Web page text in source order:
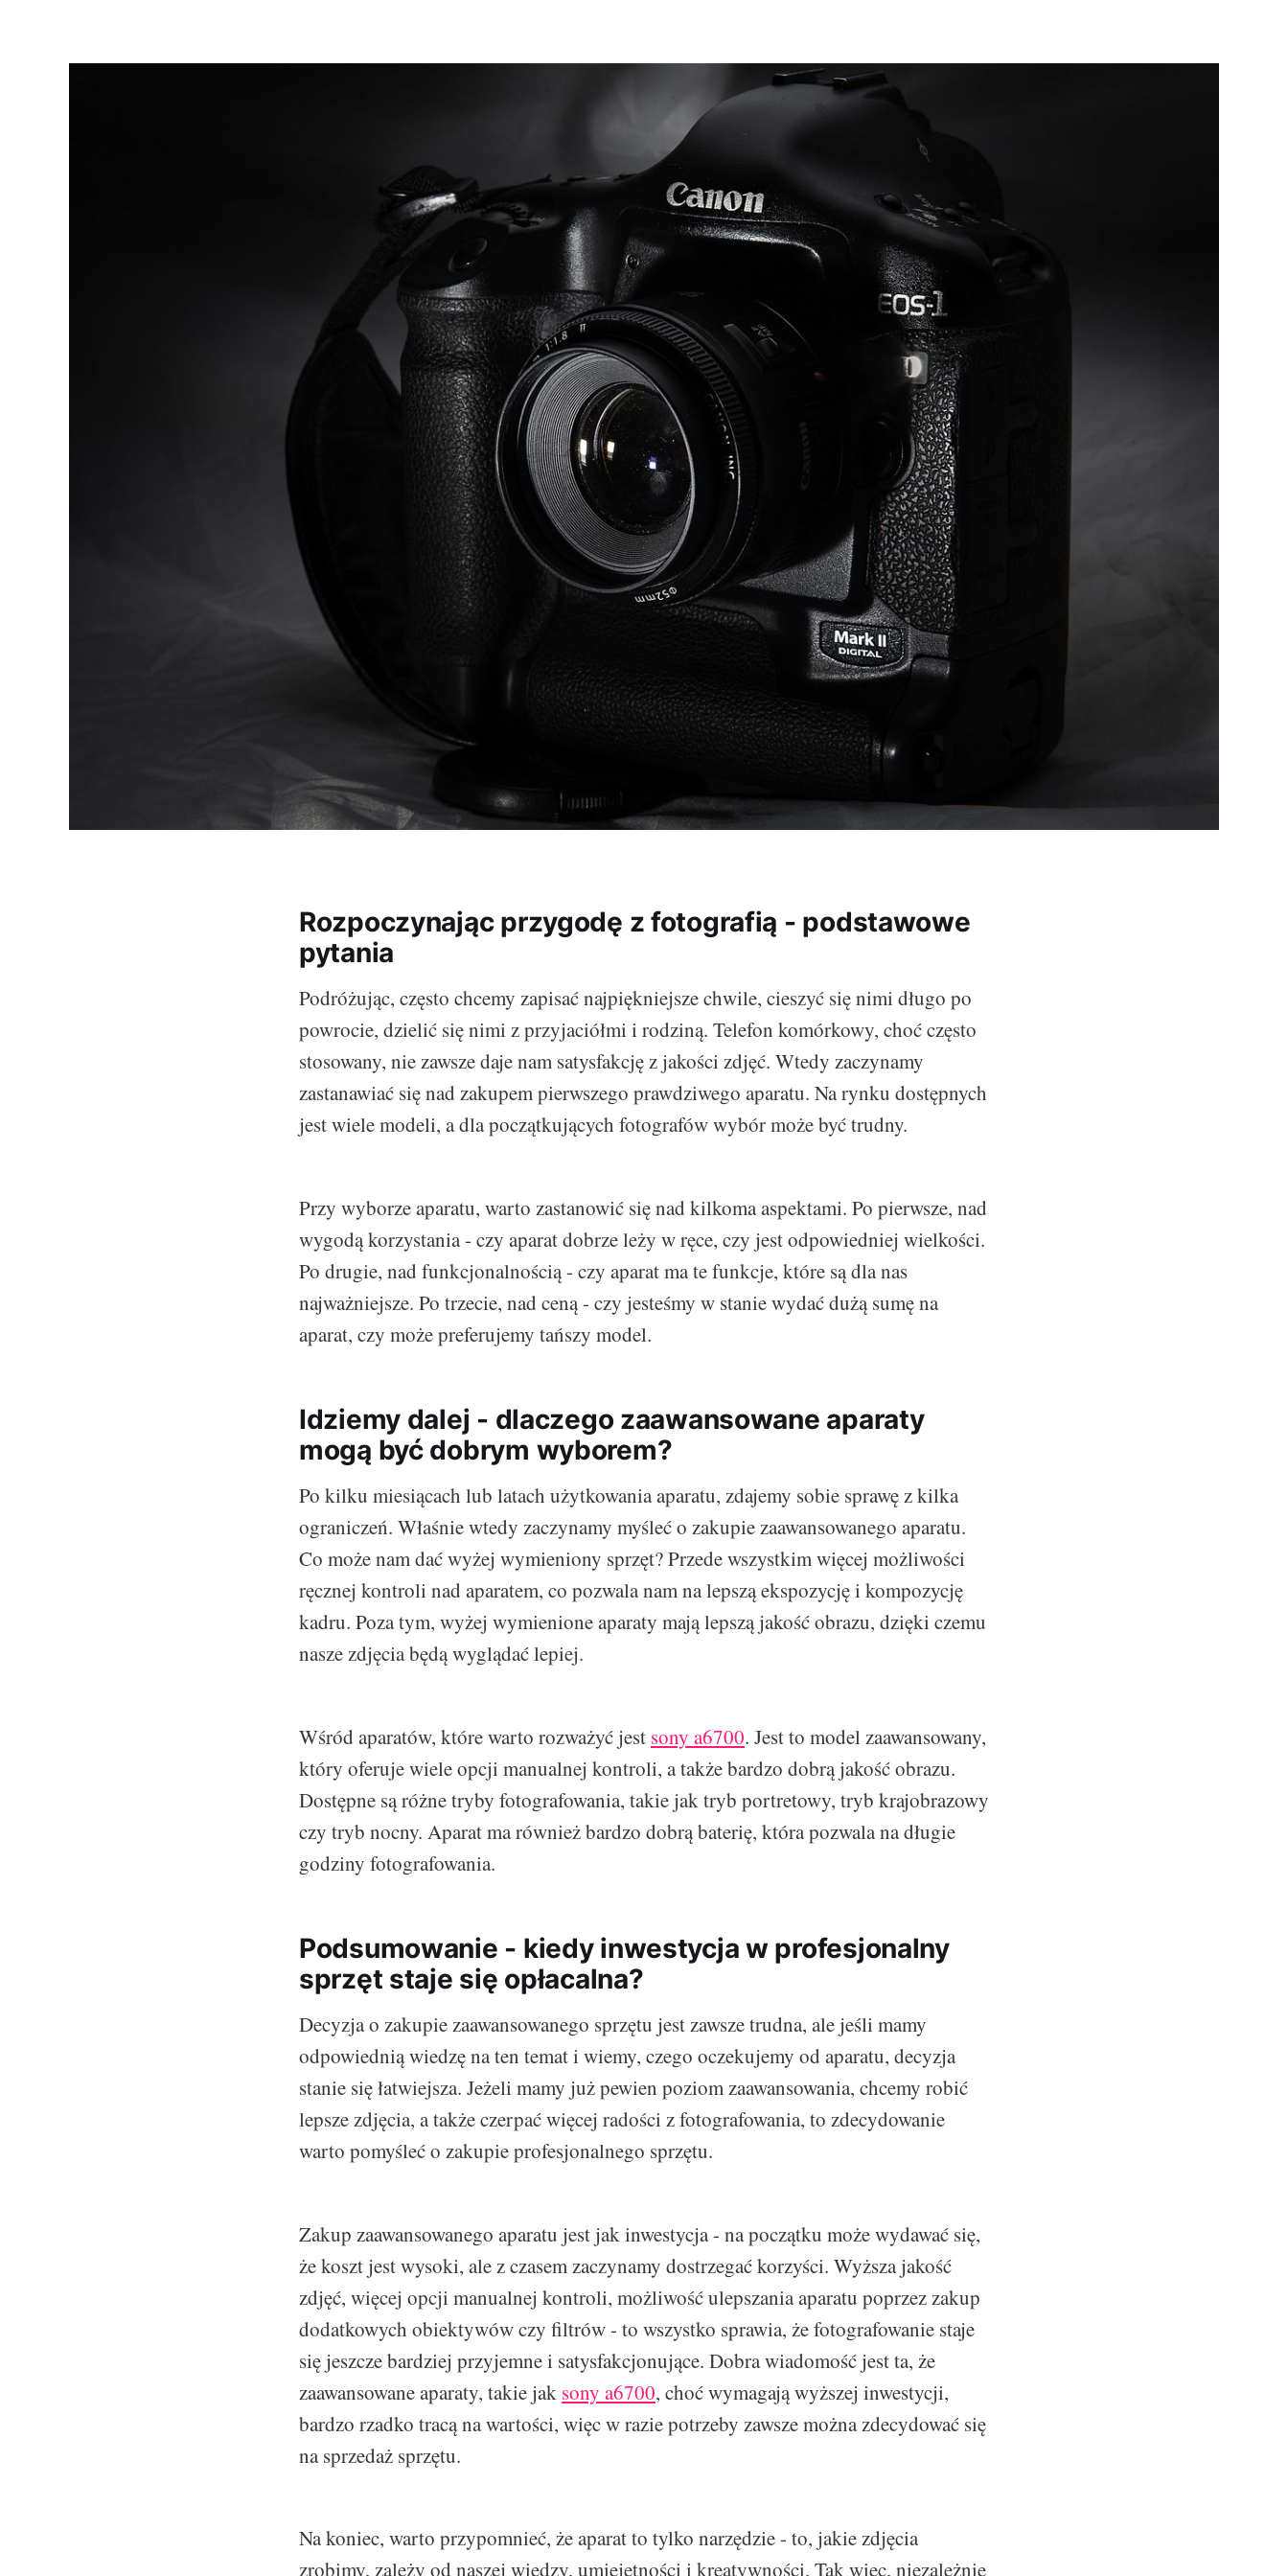
Rozpoczynając przygodę z fotografią - podstawowe
pytania
Podróżując, często chcemy zapisać najpiękniejsze chwile, cieszyć się nimi długo po
powrocie, dzielić się nimi z przyjaciółmi i rodziną. Telefon komórkowy, choć często
stosowany, nie zawsze daje nam satysfakcję z jakości zdjęć. Wtedy zaczynamy
zastanawiać się nad zakupem pierwszego prawdziwego aparatu. Na rynku dostępnych
jest wiele modeli, a dla początkujących fotografów wybór może być trudny.
Przy wyborze aparatu, warto zastanowić się nad kilkoma aspektami. Po pierwsze, nad
wygodą korzystania - czy aparat dobrze leży w ręce, czy jest odpowiedniej wielkości.
Po drugie, nad funkcjonalnością - czy aparat ma te funkcje, które są dla nas
najważniejsze. Po trzecie, nad ceną - czy jesteśmy w stanie wydać dużą sumę na
aparat, czy może preferujemy tańszy model.
Idziemy dalej - dlaczego zaawansowane aparaty
mogą być dobrym wyborem?
Po kilku miesiącach lub latach użytkowania aparatu, zdajemy sobie sprawę z kilka
ograniczeń. Właśnie wtedy zaczynamy myśleć o zakupie zaawansowanego aparatu.
Co może nam dać wyżej wymieniony sprzęt? Przede wszystkim więcej możliwości
ręcznej kontroli nad aparatem, co pozwala nam na lepszą ekspozycję i kompozycję
kadru. Poza tym, wyżej wymienione aparaty mają lepszą jakość obrazu, dzięki czemu
nasze zdjęcia będą wyglądać lepiej.
Wśród aparatów, które warto rozważyć jest sony a6700. Jest to model zaawansowany,
który oferuje wiele opcji manualnej kontroli, a także bardzo dobrą jakość obrazu.
Dostępne są różne tryby fotografowania, takie jak tryb portretowy, tryb krajobrazowy
czy tryb nocny. Aparat ma również bardzo dobrą baterię, która pozwala na długie
godziny fotografowania.
Podsumowanie - kiedy inwestycja w profesjonalny
sprzęt staje się opłacalna?
Decyzja o zakupie zaawansowanego sprzętu jest zawsze trudna, ale jeśli mamy
odpowiednią wiedzę na ten temat i wiemy, czego oczekujemy od aparatu, decyzja
stanie się łatwiejsza. Jeżeli mamy już pewien poziom zaawansowania, chcemy robić
lepsze zdjęcia, a także czerpać więcej radości z fotografowania, to zdecydowanie
warto pomyśleć o zakupie profesjonalnego sprzętu.
Zakup zaawansowanego aparatu jest jak inwestycja - na początku może wydawać się,
że koszt jest wysoki, ale z czasem zaczynamy dostrzegać korzyści. Wyższa jakość
zdjęć, więcej opcji manualnej kontroli, możliwość ulepszania aparatu poprzez zakup
dodatkowych obiektywów czy filtrów - to wszystko sprawia, że fotografowanie staje
się jeszcze bardziej przyjemne i satysfakcjonujące. Dobra wiadomość jest ta, że
zaawansowane aparaty, takie jak sony a6700, choć wymagają wyższej inwestycji,
bardzo rzadko tracą na wartości, więc w razie potrzeby zawsze można zdecydować się
na sprzedaż sprzętu.
Na koniec, warto przypomnieć, że aparat to tylko narzędzie - to, jakie zdjęcia
zrobimy, zależy od naszej wiedzy, umiejętności i kreatywności. Tak więc, niezależnie